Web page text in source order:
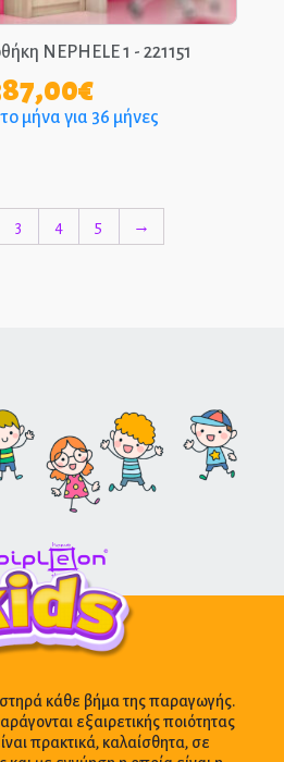
NEPHELE 1 - 221151
€
μήνα για 36 μήνες
3 4 5 →
κάθε βήμα της παραγωγής.
εξαιρετικής ποιότητας
πρακτικά, καλαίσθητα, σε